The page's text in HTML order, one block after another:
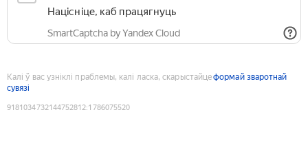
Націсніце, каб працягнуць
SmartCaptcha by Yandex Cloud
Калі ў вас узніклі праблемы, калі ласка, скарыстайцеформай зваротнай
сувязі
9181034732144752812:1786075520